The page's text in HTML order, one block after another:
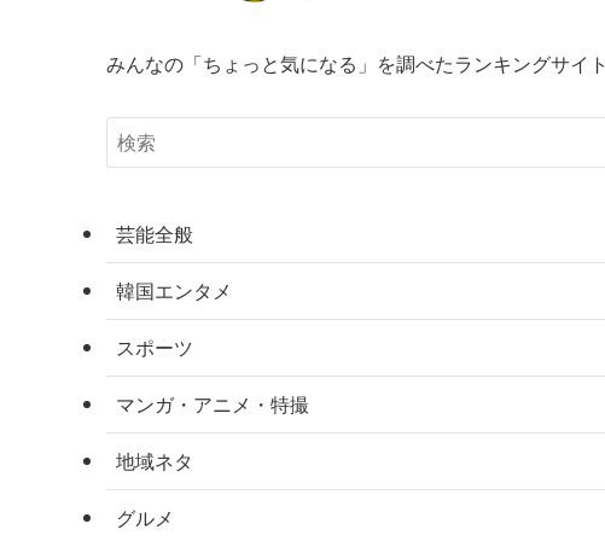
みんなの「ちょっと気になる」を調べたランキングサイト
芸能全般
韓国エンタメ
スポーツ
マンガ・アニメ・特撮
地域ネタ
グルメ